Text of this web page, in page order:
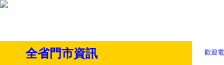
歡迎
全省門市資訊